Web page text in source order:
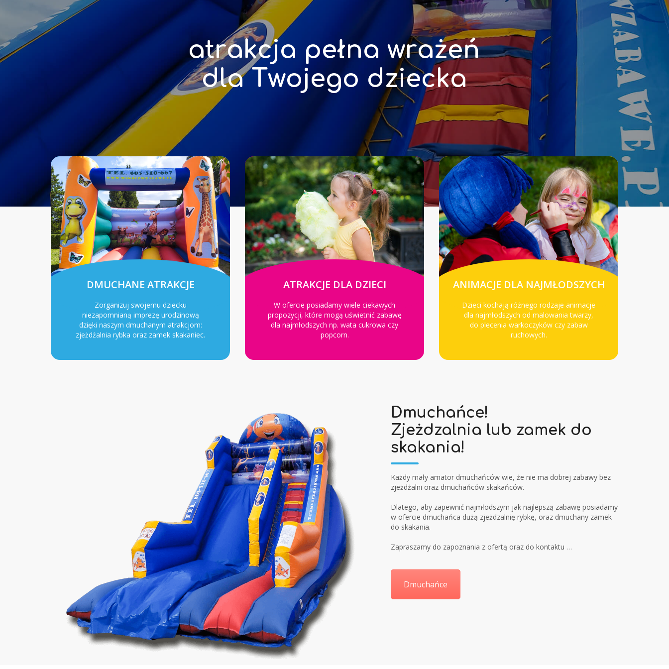
atrakcja pełna wrażeń
dla Twojego dziecka
DMUCHANE ATRAKCJE
Zorganizuj swojemu dziecku
niezapomnianą imprezę urodzinową
dzięki naszym dmuchanym atrakcjom:
zjeżdżalnia rybka oraz zamek skakaniec.
ATRAKCJE DLA DZIECI
W ofercie posiadamy wiele ciekawych
propozycji, które mogą uświetnić zabawę
dla najmłodszych np. wata cukrowa czy
popcorn.
ANIMACJE DLA NAJMŁODSZYCH
Dzieci kochają różnego rodzaje animacje
dla najmłodszych od malowania twarzy,
do plecenia warkoczyków czy zabaw
ruchowych.
Dmuchańce!
Zjeżdzalnia lub zamek do
skakania!
Każdy mały amator dmuchańców wie, że nie ma dobrej zabawy bez
zjeżdżalni oraz dmuchańców skakańców.
Dlatego, aby zapewnić najmłodszym jak najlepszą zabawę posiadamy
w ofercie dmuchańca dużą zjeżdzalnię rybkę, oraz dmuchany zamek
do skakania.
Zapraszamy do zapoznania z ofertą oraz do kontaktu …
Dmuchańce